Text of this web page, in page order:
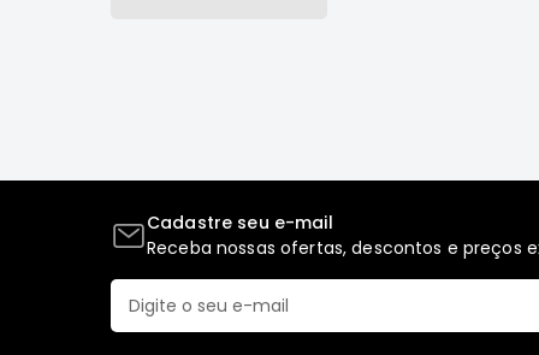
Cadastre seu e-mail
Receba nossas ofertas, descontos e preços